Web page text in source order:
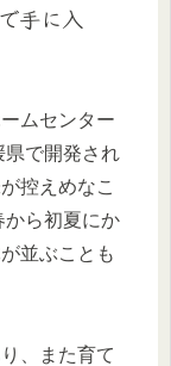
手に入
ムセンター
県で開発され
控えめなこ
から初夏にか
並ぶことも
、また育て